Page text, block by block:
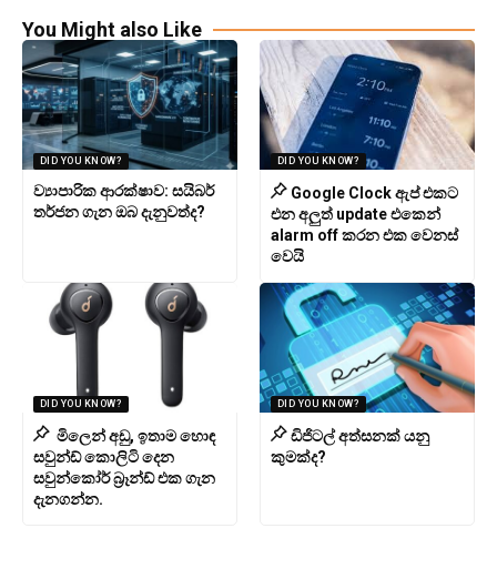
You Might also Like
DID YOU KNOW?
ව්‍යාපාරික ආරක්ෂාව: සයිබර්
තර්ජන ගැන ඔබ දැනුවත්ද?
DID YOU KNOW?
Google Clock ඇප් එකට
එන අලුත් update එකෙන්
alarm off කරන එක වෙනස්
වෙයි
DID YOU KNOW?
මිලෙන් අඩු, ඉතාම හොඳ
සවුන්ඩ් කොලිටි දෙන
සවුන්කෝර් බ්‍රෑන්ඩ් එක ගැන
දැනගන්න.
DID YOU KNOW?
ඩිජිටල් අත්සනක් යනු
කුමක්ද?